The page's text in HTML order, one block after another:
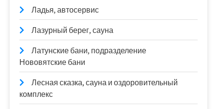
Ладья, автосервис
Лазурный берег, сауна
Латунские бани, подразделение
Нововятские бани
Лесная сказка, сауна и оздоровительный
комплекс